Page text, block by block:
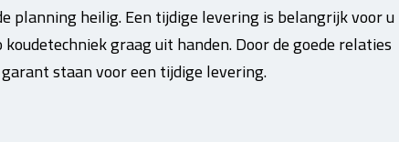
planning heilig. Een tijdige levering is belangrijk voor u
graag uit handen. Door de goede relaties
staan voor een tijdige levering.